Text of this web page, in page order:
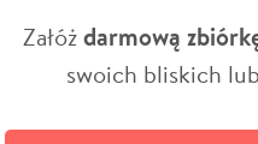
Załóżdarmową
swoich bliskich